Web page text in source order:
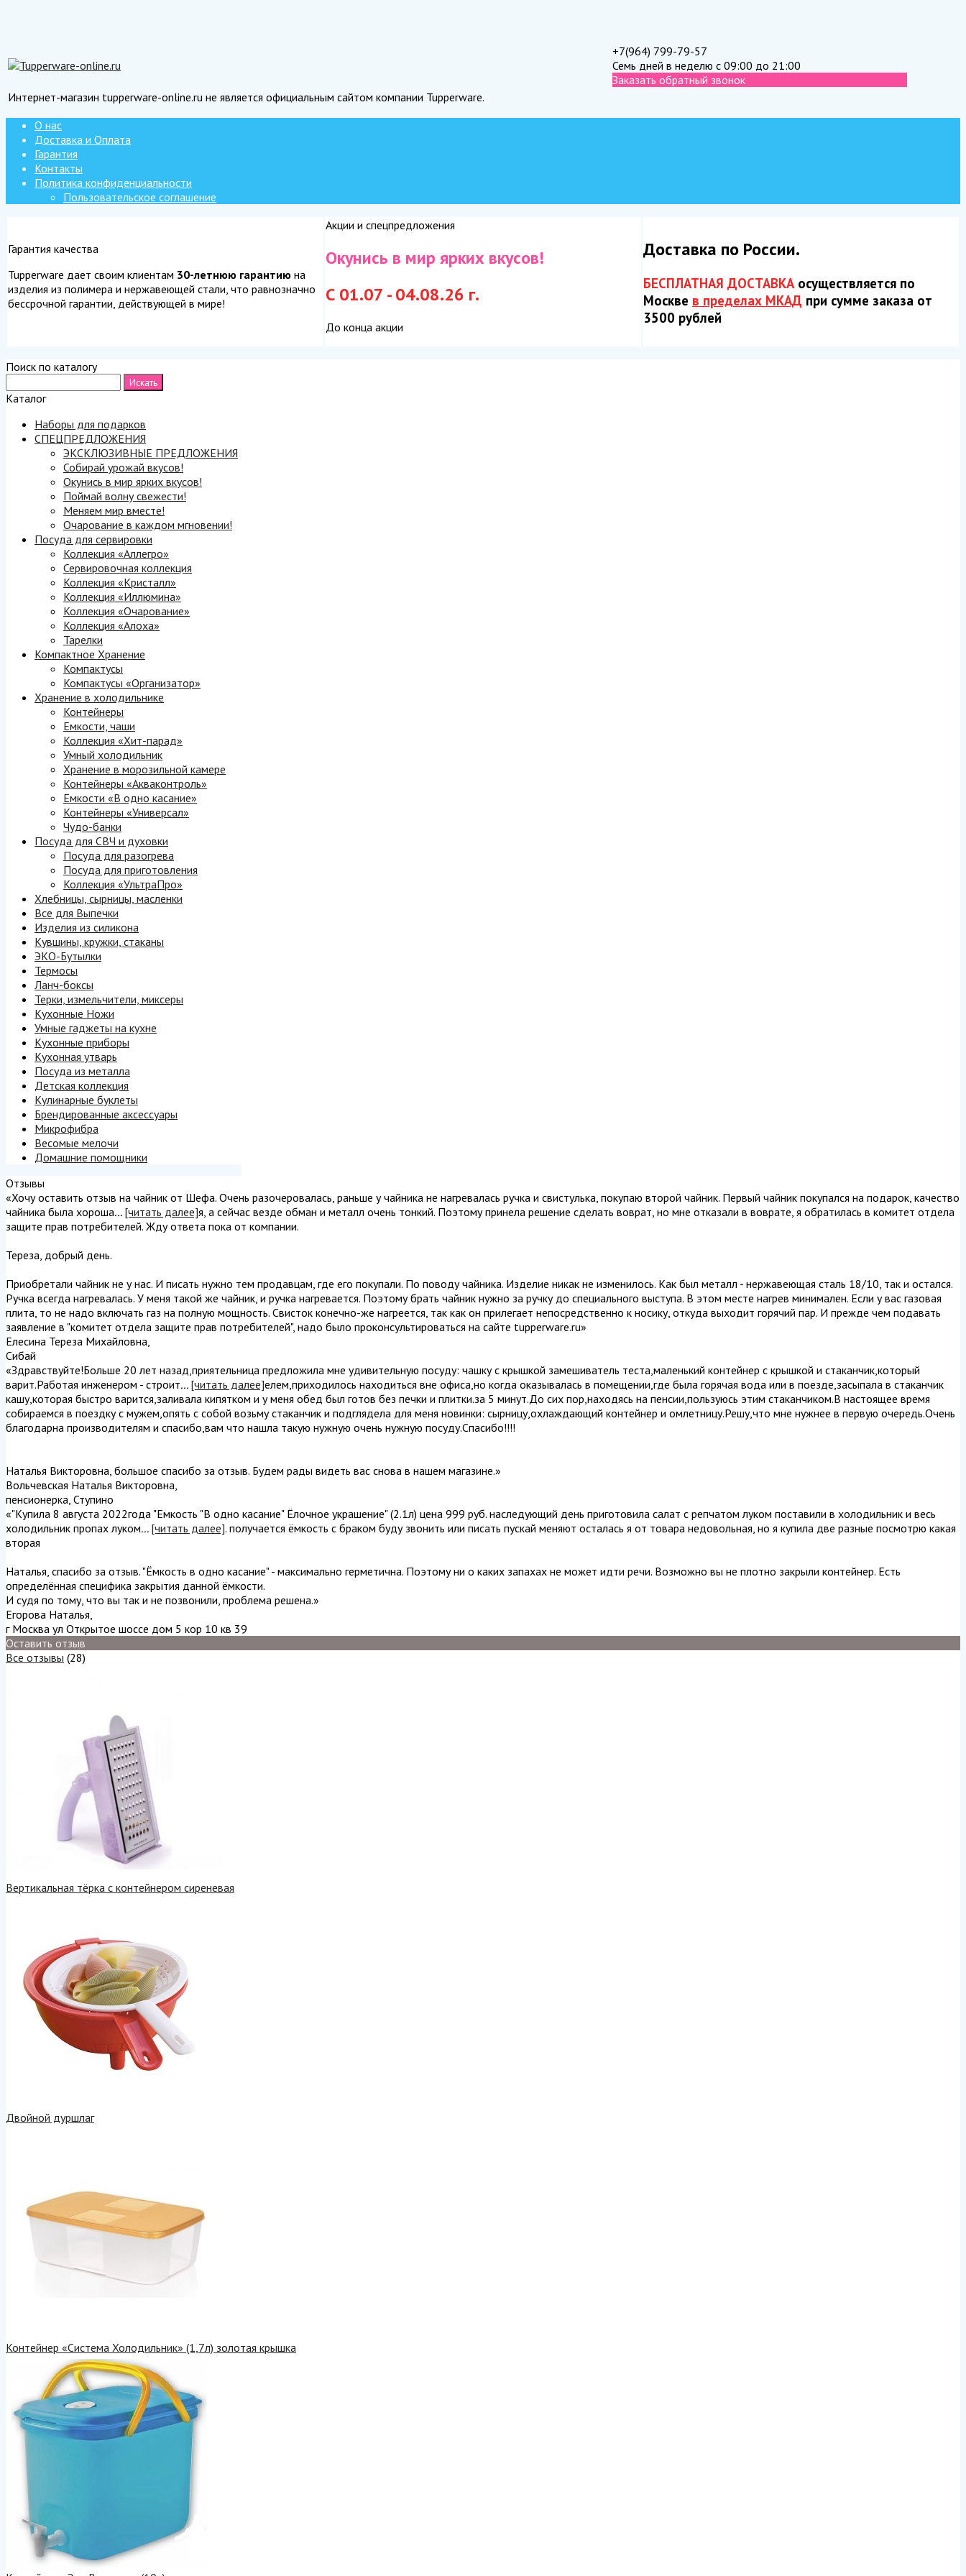
+7(964) 799-79-57
Семь дней в неделю с 09:00 до 21:00
Заказать обратный звонок
Интернет-магазин tupperware-online.ru не является официальным сайтом компании Tupperware.
О нас
Доставка и Оплата
Гарантия
Контакты
Политика конфиденциальности
Пользовательское соглашение
Гарантия качества
Tupperware дает своим клиентам 30-летнюю гарантию на
изделия из полимера и нержавеющей стали, что равнозначно
бессрочной гарантии, действующей в мире!
Акции и спецпредложения
Окунись в мир ярких вкусов!
С 01.07 - 04.08.26 г.
До конца акции
Доставка по России.
БЕСПЛАТНАЯ ДОСТАВКАосуществляется по
Москве в пределах МКАД при сумме заказа от
3500 рублей
Поиск по каталогу
Каталог
Наборы для подарков
СПЕЦПРЕДЛОЖЕНИЯ
ЭКСКЛЮЗИВНЫЕ ПРЕДЛОЖЕНИЯ
Собирай урожай вкусов!
Окунись в мир ярких вкусов!
Поймай волну свежести!
Меняем мир вместе!
Очарование в каждом мгновении!
Посуда для сервировки
Коллекция «Аллегро»
Сервировочная коллекция
Коллекция «Кристалл»
Коллекция «Иллюмина»
Коллекция «Очарование»
Коллекция «Алоха»
Тарелки
Компактное Хранение
Компактусы
Компактусы «Организатор»
Хранение в холодильнике
Контейнеры
Емкости, чаши
Коллекция «Хит-парад»
Умный холодильник
Хранение в морозильной камере
Контейнеры «Акваконтроль»
Емкости «В одно касание»
Контейнеры «Универсал»
Чудо-банки
Посуда для СВЧ и духовки
Посуда для разогрева
Посуда для приготовления
Коллекция «УльтраПро»
Хлебницы, сырницы, масленки
Все для Выпечки
Изделия из силикона
Кувшины, кружки, стаканы
ЭКО-Бутылки
Термосы
Ланч-боксы
Терки, измельчители, миксеры
Кухонные Ножи
Умные гаджеты на кухне
Кухонные приборы
Кухонная утварь
Посуда из металла
Детская коллекция
Кулинарные буклеты
Брендированные аксессуары
Микрофибра
Весомые мелочи
Домашние помощники
Отзывы
«Хочу оставить отзыв на чайник от Шефа. Очень разочеровалась, раньше у чайника не нагревалась ручка и свистулька, покупаю второй чайник. Первый чайник покупался на подарок, качество
чайника была хороша... [читать далее]я, а сейчас везде обман и металл очень тонкий. Поэтому принела решение сделать воврат, но мне отказали в воврате, я обратилась в комитет отдела
защите прав потребителей. Жду ответа пока от компании.
Тереза, добрый день.
Приобретали чайник не у нас. И писать нужно тем продавцам, где его покупали. По поводу чайника. Изделие никак не изменилось. Как был металл - нержавеющая сталь 18/10, так и остался.
Ручка всегда нагревалась. У меня такой же чайник, и ручка нагревается. Поэтому брать чайник нужно за ручку до специального выступа. В этом месте нагрев минимален. Если у вас газовая
плита, то не надо включать газ на полную мощность. Свисток конечно-же нагреется, так как он прилегает непосредственно к носику, откуда выходит горячий пар. И прежде чем подавать
заявление в "комитет отдела защите прав потребителей", надо было проконсультироваться на сайте tupperware.ru»
Елесина Тереза Михайловна,
Сибай
«Здравствуйте!Больше 20 лет назад,приятельница предложила мне удивительную посуду: чашку с крышкой замешиватель теста,маленький контейнер с крышкой и стаканчик,который
варит.Работая инженером - строит... [читать далее]елем,приходилось находиться вне офиса,но когда оказывалась в помещении,где была горячая вода или в поезде,засыпала в стаканчик
кашу,которая быстро варится,заливала кипятком и у меня обед был готов без печки и плитки.за 5 минут.До сих пор,находясь на пенсии,пользуюсь этим стаканчиком.В настоящее время
собираемся в поездку с мужем,опять с собой возьму стаканчик и подглядела для меня новинки: сырницу,охлаждающий контейнер и омлетницу.Решу,что мне нужнее в первую очередь.Очень
благодарна производителям и спасибо,вам что нашла такую нужную очень нужную посуду.Спасибо!!!!
Наталья Викторовна, большое спасибо за отзыв. Будем рады видеть вас снова в нашем магазине.»
Вольчевская Наталья Викторовна,
пенсионерка, Ступино
«"Купила 8 августа 2022года "Емкость "В одно касание" Ёлочное украшение" (2.1л) цена 999 руб. наследующий день приготовила салат с репчатом луком поставили в холодильник и весь
холодильник пропах луком... [читать далее]. получается ёмкость с браком буду звонить или писать пускай меняют осталась я от товара недовольная, но я купила две разные посмотрю какая
вторая
Наталья, спасибо за отзыв. "Ёмкость в одно касание" - максимально герметична. Поэтому ни о каких запахах не может идти речи. Возможно вы не плотно закрыли контейнер. Есть
определённая специфика закрытия данной ёмкости.
И судя по тому, что вы так и не позвонили, проблема решена.»
Егорова Наталья,
г Москва ул Открытое шоссе дом 5 кор 10 кв 39
Оставить отзыв
Все отзывы (28)
Вертикальная тёрка с контейнером сиреневая
Двойной дуршлаг
Контейнер «Система Холодильник» (1,7л) золотая крышка